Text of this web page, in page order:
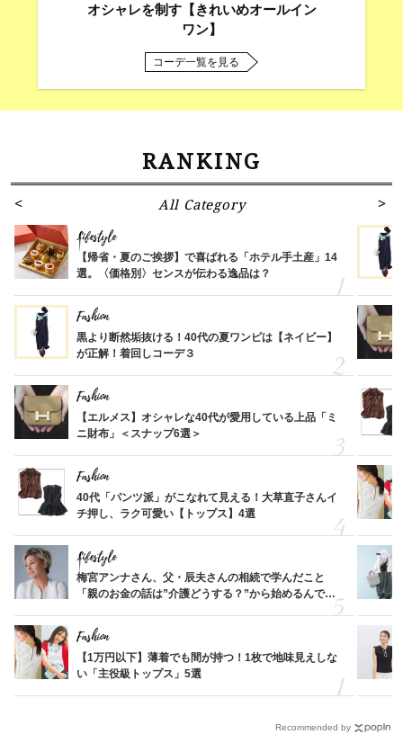
オシャレを制す【きれいめオールイン
ワン】
コーデ一覧を見る
RANKING
All Category
Lifestyle
【帰省・夏のご挨拶】で喜ばれる「ホテル手土産」14
選。〈価格別〉センスが伝わる逸品は？
Fashion
黒より断然垢抜ける！40代の夏ワンピは【ネイビー】
が正解！着回しコーデ３
Fashion
【エルメス】オシャレな40代が愛用している上品「ミ
ニ財布」＜スナップ6選＞
Fashion
40代「パンツ派」がこなれて見える！大草直子さんイ
チ押し、ラク可愛い【トップス】4選
Lifestyle
梅宮アンナさん、父・辰夫さんの相続で学んだこと
「親のお金の話は”介護どうする？”から始めるんで
Fashion
【1万円以下】薄着でも間が持つ！1枚で地味見えしな
い「主役級トップス」5選
Recommended by